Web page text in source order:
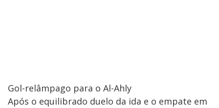
Gol-relâmpago para o Al-Ahly
Após o equilibrado duelo da ida e o empate em